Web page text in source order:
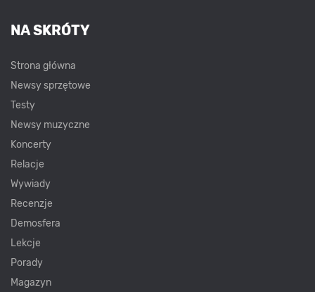
NA SKRÓTY
Strona główna
Newsy sprzętowe
Testy
Newsy muzyczne
Koncerty
Relacje
Wywiady
Recenzje
Demosfera
Lekcje
Porady
Magazyn